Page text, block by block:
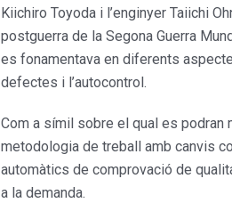
Kiichiro Toyoda i l’enginyer Taiichi
postguerra de la Segona Guerra
es fonamentava en diferents
defectes i l’autocontrol.
Com a símil sobre el qual es podran
metodologia de treball amb canvis
automàtics de comprovació de
a la demanda.